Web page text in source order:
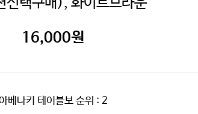
선택구매), 화이트브라운
16,000원
베나키 테이블보순위 : 2